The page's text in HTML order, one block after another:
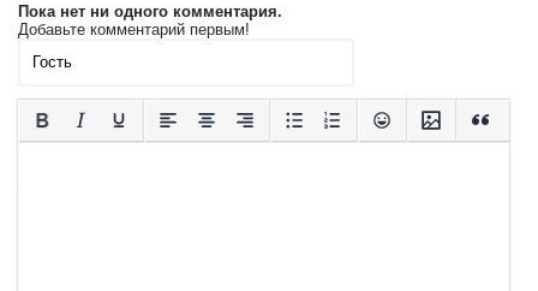
Пока нет ни одного комментария.
Добавьте комментарий первым!